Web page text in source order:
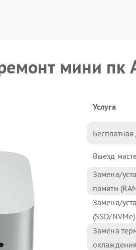
мини пк
Услуга
Бесплатная
Выезд
Замена/
памяти
Замена/
(SSD/NVMe)
Замена
охлаждения